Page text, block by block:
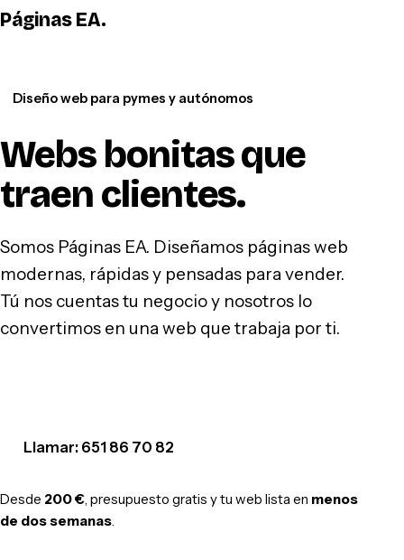
Páginas EA.
Diseño web para pymes y autónomos
Webs bonitas que
traen clientes.
Somos Páginas EA. Diseñamos páginas web
modernas, rápidas y pensadas para vender.
Tú nos cuentas tu negocio y nosotros lo
convertimos en una web que trabaja por ti.
Llamar: 651 86 70 82
Desde 200 €, presupuesto gratis y tu web lista en menos
de dos semanas.